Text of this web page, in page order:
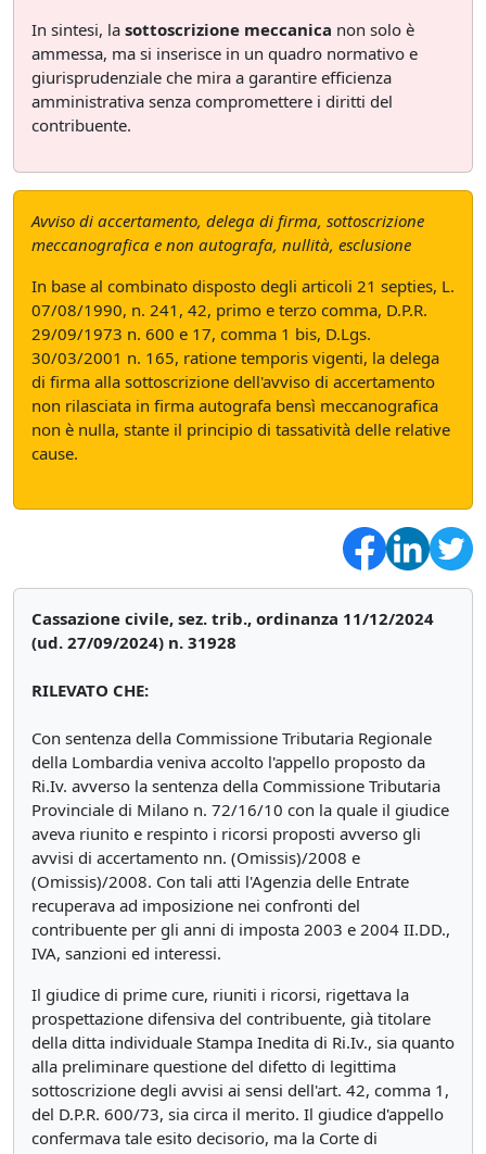
In sintesi, la sottoscrizione meccanica non solo è
ammessa, ma si inserisce in un quadro normativo e
giurisprudenziale che mira a garantire efficienza
amministrativa senza compromettere i diritti del
contribuente.
Avviso di accertamento, delega di firma, sottoscrizione
meccanografica e non autografa, nullità, esclusione
In base al combinato disposto degli articoli 21 septies, L.
07/08/1990, n. 241, 42, primo e terzo comma, D.P.R.
29/09/1973 n. 600 e 17, comma 1 bis, D.Lgs.
30/03/2001 n. 165, ratione temporis vigenti, la delega
di firma alla sottoscrizione dell'avviso di accertamento
non rilasciata in firma autografa bensì meccanografica
non è nulla, stante il principio di tassatività delle relative
cause.
Cassazione civile, sez. trib., ordinanza 11/12/2024
(ud. 27/09/2024) n. 31928
RILEVATO CHE:
Con sentenza della Commissione Tributaria Regionale
della Lombardia veniva accolto l'appello proposto da
Ri.Iv. avverso la sentenza della Commissione Tributaria
Provinciale di Milano n. 72/16/10 con la quale il giudice
aveva riunito e respinto i ricorsi proposti avverso gli
avvisi di accertamento nn. (Omissis)/2008 e
(Omissis)/2008. Con tali atti l'Agenzia delle Entrate
recuperava ad imposizione nei confronti del
contribuente per gli anni di imposta 2003 e 2004 II.DD.,
IVA, sanzioni ed interessi.
Il giudice di prime cure, riuniti i ricorsi, rigettava la
prospettazione difensiva del contribuente, già titolare
della ditta individuale Stampa Inedita di Ri.Iv., sia quanto
alla preliminare questione del difetto di legittima
sottoscrizione degli avvisi ai sensi dell'art. 42, comma 1,
del D.P.R. 600/73, sia circa il merito. Il giudice d'appello
confermava tale esito decisorio, ma la Corte di